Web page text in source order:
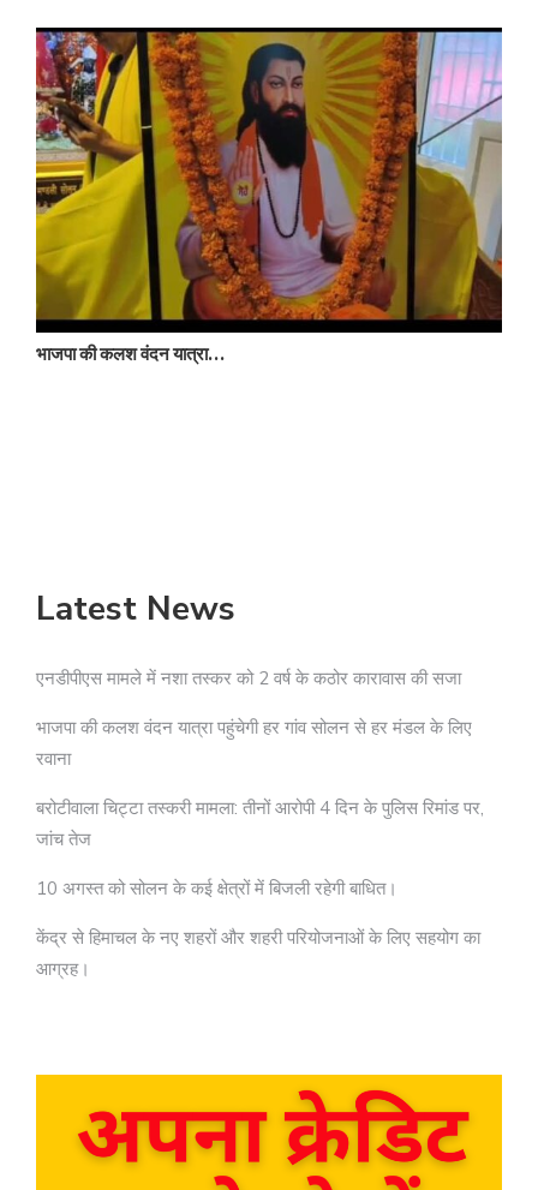
भाजपा की कलश वंदन यात्रा…
Latest News
एनडीपीएस मामले में नशा तस्कर को 2 वर्ष के कठोर कारावास की सजा
भाजपा की कलश वंदन यात्रा पहुंचेगी हर गांव सोलन से हर मंडल के लिए
रवाना
बरोटीवाला चिट्टा तस्करी मामला: तीनों आरोपी 4 दिन के पुलिस रिमांड पर,
जांच तेज
10 अगस्त को सोलन के कई क्षेत्रों में बिजली रहेगी बाधित।
केंद्र से हिमाचल के नए शहरों और शहरी परियोजनाओं के लिए सहयोग का
आग्रह।